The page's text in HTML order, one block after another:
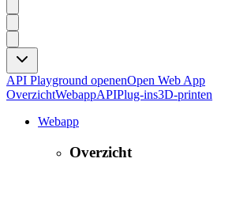
API Playground openenOpen Web App
OverzichtWebappAPIPlug-ins3D-printen
Webapp
Overzicht